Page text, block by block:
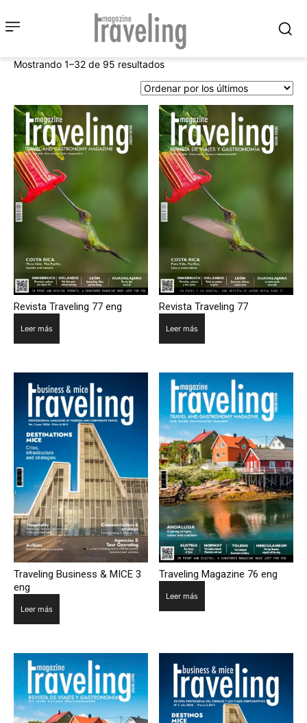
Mostrando 1–32 de 95 resultadosOrdenado
los
últimos
Revista Traveling 77 eng
Leer más
Revista Traveling 77
Leer más
Traveling Business & MICE 3
eng
Leer más
Traveling Magazine 76 eng
Leer más